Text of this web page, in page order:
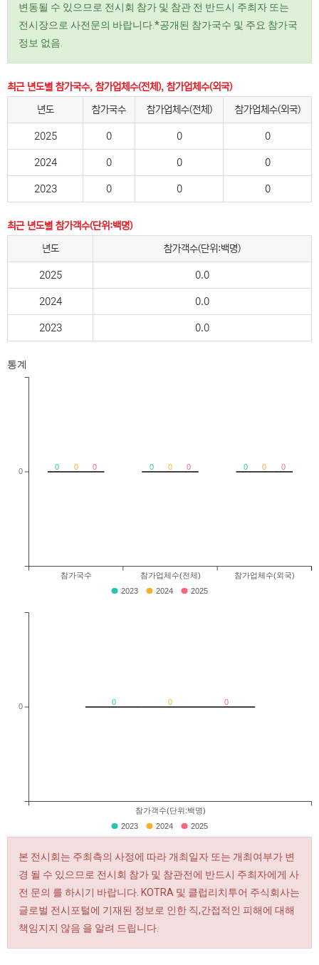
변동될 수 있으므로 전시회 참가 및 참관 전 반드시 주최자 또는
전시장으로 사전문의 바랍니다.*공개된 참가국수 및 주요 참가국
정보 없음.
최근 년도별 참가국수, 참가업체수(전체), 참가업체수(외국)
년도
참가국수 참가업체수(전체) 참가업체수(외국)
2025 0 0 0
2024 0 0 0
2023 0 0 0
최근 년도별 참가객수(단위:백명)
년도
참가객수(단위:백명)
2025 0.0
2024 0.0
2023 0.0
통계
0 0 0
0 0 0
0 0 0
참가국수 참가업체수(전체) 참가업체수(외국)
0
2023 2024 2025
0 0 0
참가객수(단위:백명)
0
2023 2024 2025
본 전시회는 주최측의 사정에 따라 개최일자 또는 개최여부가 변
경 될 수 있으므로 전시회 참가 및 참관전에 반드시 주최자에게 사
전 문의 를 하시기 바랍니다. KOTRA 및 클럽리치투어 주식회사는
글로벌 전시포털에 기재된 정보로 인한 직,간접적인 피해에 대해
책임지지 않음 을 알려 드립니다.